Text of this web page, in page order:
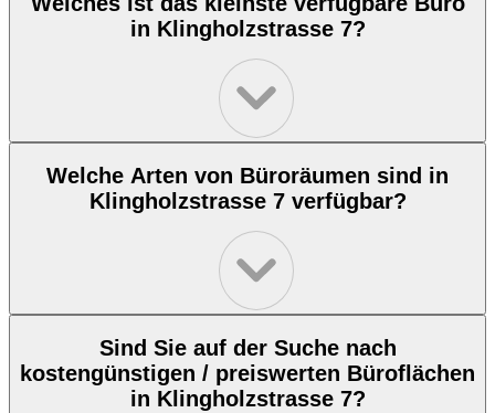
in Klingholzstrasse 7?
Welche Arten von Büroräumen sind in
Klingholzstrasse 7 verfügbar?
Sind Sie auf der Suche nach
kostengünstigen / preiswerten Büroflächen
in Klingholzstrasse 7?